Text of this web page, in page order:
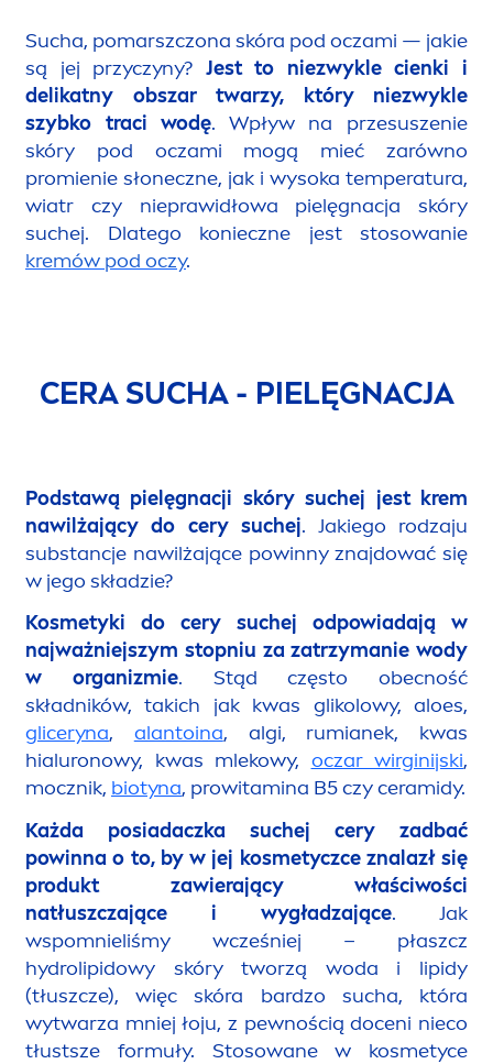
Sucha, pomarszczona skóra pod oczami — jakie
są jej przyczyny? Jest to niezwykle cienki i
delikatny obszar twarzy, który niezwykle
szybko traci wodę. Wpływ na przesuszenie
skóry pod oczami mogą mieć zarówno
promienie słoneczne, jak i wysoka temperatura,
wiatr czy nieprawidłowa pielęgnacja skóry
suchej. Dlatego konieczne jest stosowanie
kremów pod oczy.
CERA SUCHA - PIELĘGNACJA
Podstawą pielęgnacji skóry suchej jest krem
nawilżający do cery suchej. Jakiego rodzaju
substancje nawilżające powinny znajdować się
w jego składzie?
Kosmetyki do cery suchej odpowiadają w
najważniejszym stopniu za zatrzymanie wody
w organizmie. Stąd często obecność
składników, takich jak kwas glikolowy, aloes,
gliceryna, alantoina, algi, rumianek, kwas
hialuronowy, kwas mlekowy, oczar wirginijski,
mocznik, biotyna, prowitamina B5 czy ceramidy.
Każda posiadaczka suchej cery zadbać
powinna o to, by w jej kosmetyczce znalazł się
produkt zawierający
właściwości
natłuszczające i wygładzające. Jak
wspomnieliśmy wcześniej – płaszcz
hydrolipidowy skóry tworzą woda i lipidy
(tłuszcze), więc skóra bardzo sucha, która
wytwarza mniej łoju, z pewnością doceni nieco
tłustsze formuły. Stosowane w kosmetyce